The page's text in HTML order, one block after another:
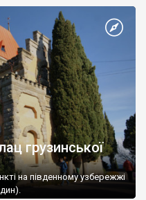
грузинської
на південному узбережжі